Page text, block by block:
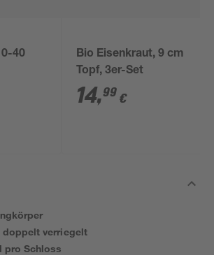
40
Bio Eisenkraut, 9 cm
Topf, 3er-Set
14,99 €
doppelt verriegelt
pro Schloss